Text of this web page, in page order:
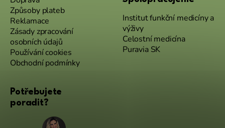
Způsoby plateb
Reklamace
Zásady zpracování
osobních údajů
Používání cookies
Obchodní podmínky
Institut funkční medicíny a
výživy
Celostní medicína
Puravia SK
Potřebujete
poradit?